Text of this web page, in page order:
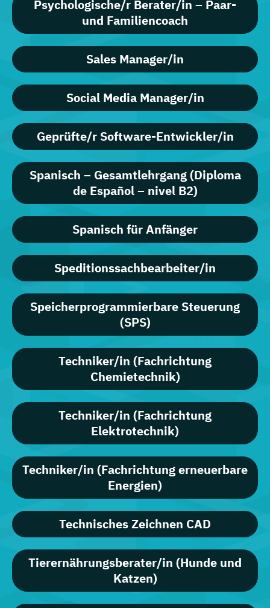
Psychologische/r Berater/in – Paar-
und Familiencoach
Sales Manager/in
Social Media Manager/in
Geprüfte/r Software-Entwickler/in
Spanisch – Gesamtlehrgang (Diploma
de Español – nivel B2)
Spanisch für Anfänger
Speditionssachbearbeiter/in
Speicherprogrammierbare Steuerung
(SPS)
Techniker/in (Fachrichtung
Chemietechnik)
Techniker/in (Fachrichtung
Elektrotechnik)
Techniker/in (Fachrichtung erneuerbare
Energien)
Technisches Zeichnen CAD
Tierernährungsberater/in (Hunde und
Katzen)